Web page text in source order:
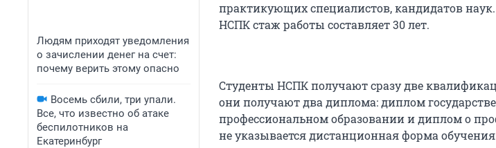
Людям приходят уведомления
о зачислении денег на счет:
почему верить этому опасно
Восемь сбили, три упали.
Все, что известно об атаке
беспилотников на
Екатеринбург
практикующих специалистов, кандидатов
НСПК стаж работы составляет 30 лет.
Студенты НСПК получают сразу две
они получают два диплома: диплом
профессиональном образовании и диплом о
не указывается дистанционная форма